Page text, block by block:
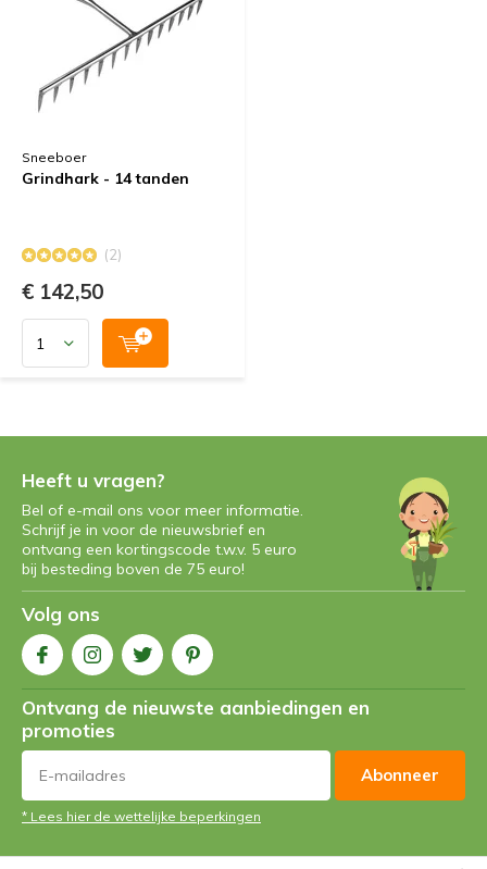
Sneeboer
Grindhark - 14 tanden
(2)
€ 142,50
Heeft u vragen?
Bel of e-mail ons voor meer informatie.
Schrijf je in voor de nieuwsbrief en
ontvang een kortingscode t.w.v. 5 euro
bij besteding boven de 75 euro!
Volg ons
Ontvang de nieuwste aanbiedingen en
promoties
Abonneer
* Lees hier de wettelijke beperkingen